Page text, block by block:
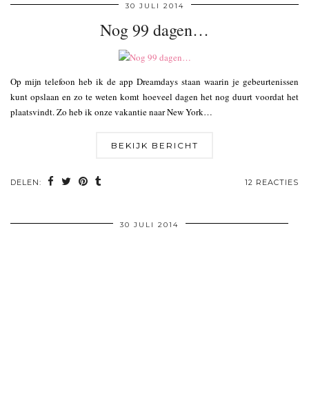
30 JULI 2014
Nog 99 dagen…
Op mijn telefoon heb ik de app Dreamdays staan waarin je gebeurtenissen
kunt opslaan en zo te weten komt hoeveel dagen het nog duurt voordat het
plaatsvindt. Zo heb ik onze vakantie naar New York…
BEKIJK BERICHT
DELEN: 12 REACTIES
30 JULI 2014